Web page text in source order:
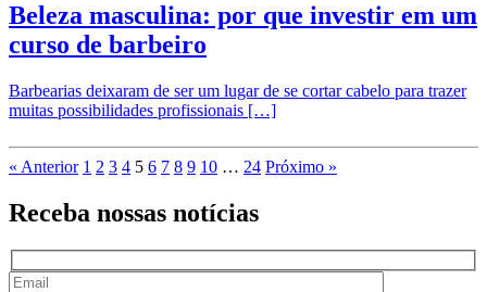
Beleza masculina: por que investir em um
curso de barbeiro
Barbearias deixaram de ser um lugar de se cortar cabelo para trazer
muitas possibilidades profissionais […]
« Anterior 1 2 3 4 5 6 7 8 9 10 … 24 Próximo »
Receba nossas notícias